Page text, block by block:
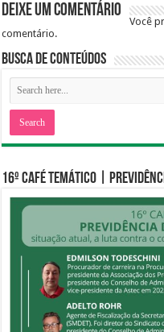
Deixe um comentário
Você
comentário.
Busca de Conteúdos
16º CAFÉ TEMÁTICO |